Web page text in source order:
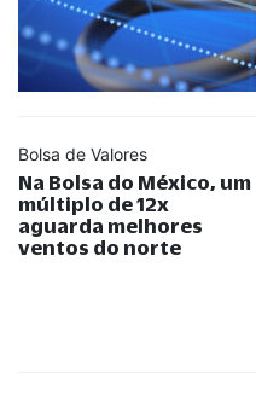
Bolsa de Valores
Na Bolsa do México, um
múltiplo de 12x
aguarda melhores
ventos do norte